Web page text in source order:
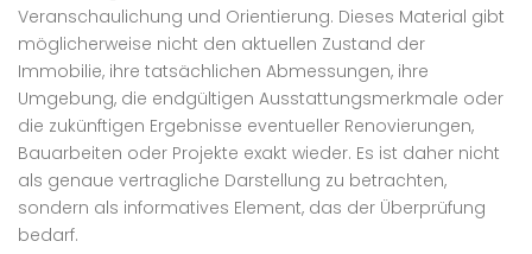
Veranschaulichung und Orientierung. Dieses Material gibt
möglicherweise nicht den aktuellen Zustand der
Immobilie, ihre tatsächlichen Abmessungen, ihre
Umgebung, die endgültigen Ausstattungsmerkmale oder
die zukünftigen Ergebnisse eventueller Renovierungen,
Bauarbeiten oder Projekte exakt wieder. Es ist daher nicht
als genaue vertragliche Darstellung zu betrachten,
sondern als informatives Element, das der Überprüfung
bedarf.